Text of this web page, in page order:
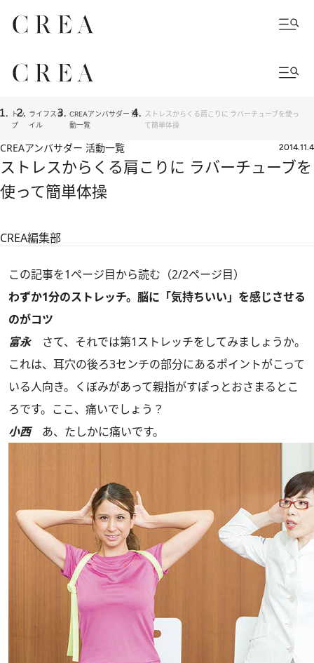
トッ
プ
ライフスタ
イル
CREAアンバサダー 活
動一覧
ストレスからくる肩こりに ラバーチューブを使っ
て簡単体操
CREAアンバサダー 活動一覧 2014.11.4
ストレスからくる肩こりに ラバーチューブを
使って簡単体操
CREA編集部
この記事を1ページ目から読む（2/2ページ目）
わずか1分のストレッチ。脳に「気持ちいい」を感じさせる
のがコツ
富永さて、それでは第1ストレッチをしてみましょうか。
これは、耳穴の後ろ3センチの部分にあるポイントがこって
いる人向き。くぼみがあって親指がすぽっとおさまるとこ
ろです。ここ、痛いでしょう？
小西あ、たしかに痛いです。